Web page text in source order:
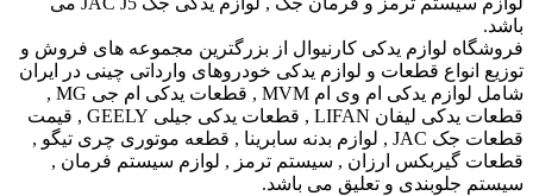
باشد.
فروشگاه لوازم یدکی کارنیوال از بزرگترین مجموعه‌ های فروش و
توزیع انواع قطعات و لوازم یدکی خودروهای وارداتی چینی در ایران
شامل لوازم یدکی ام وی ام MVM , قطعات یدکی ام جی MG ,
قطعات یدکی لیفان LIFAN , قطعات یدکی جیلی GEELY , قیمت
قطعات جک JAC , لوازم بدنه سابرینا , قطعه موتوری چری تیگو ,
قطعات گیربکس ارزان , سیستم ترمز , لوازم سیستم فرمان ,
سیستم جلوبندی و تعلیق می باشد.